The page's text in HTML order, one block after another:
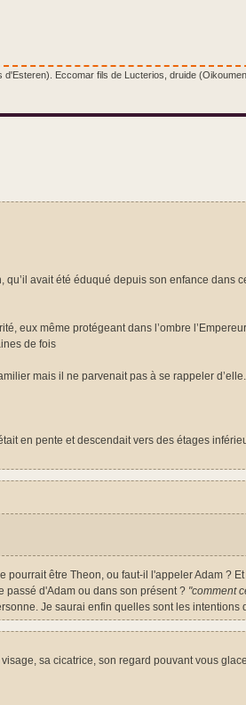
Eccomar fils de Lucterios, druide
avait été éduqué depuis son enfance dans
eux même protégeant dans l’ombre
de fois
mais il ne parvenait pas à se rappeler d’elle.
en pente et descendait vers des étages
être Theon, ou faut-il l'appeler Adam ?
passé d'Adam ou dans son présent ? "comment
Je saurai enfin quelles sont les intentions
sa cicatrice, son regard pouvant vous